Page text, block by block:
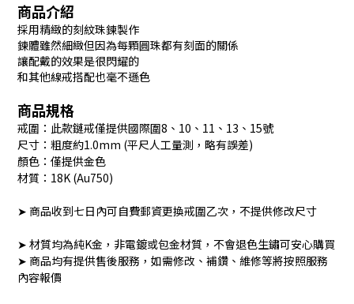
商品介紹
採用精緻的刻紋珠鍊製作
鍊體雖然細緻但因為每顆圓珠都有刻面的關係
讓配戴的效果是很閃耀的
和其他線戒搭配也毫不遜色
商品規格
戒圍：此款鏈戒僅提供國際圍8、10、11、13、15號
尺寸：粗度約1.0mm (平尺人工量測，略有誤差)
顏色：僅提供金色
材質：18K (Au750)
➤ 商品收到七日內可自費郵資更換戒圍乙次，不提供修改尺寸
➤ 材質均為純K金，非電鍍或包金材質，不會退色生鏽可安心購買
➤ 商品均有提供售後服務，如需修改、補鑽、維修等將按照服務
內容報價